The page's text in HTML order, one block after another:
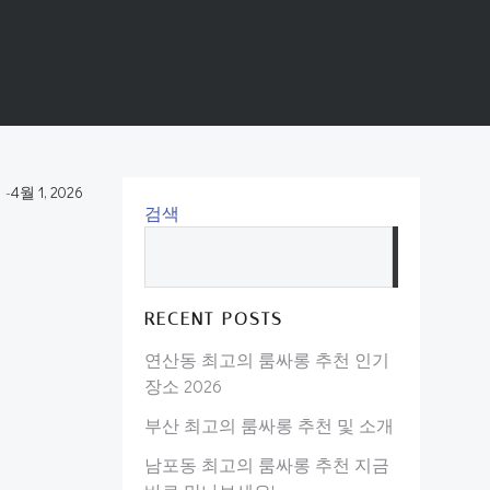
-4월 1, 2026
검색
RECENT POSTS
연산동 최고의 룸싸롱 추천 인기
장소 2026
부산 최고의 룸싸롱 추천 및 소개
남포동 최고의 룸싸롱 추천 지금